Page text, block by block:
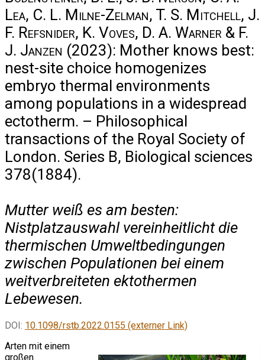
Lea, C. L. Milne-Zelman, T. S. Mitchell, J.
F. Refsnider, K. Voves, D. A. Warner & F.
J. Janzen (2023): Mother knows best:
nest-site choice homogenizes
embryo thermal environments
among populations in a widespread
ectotherm. – Philosophical
transactions of the Royal Society of
London. Series B, Biological sciences
378(1884).
Mutter weiß es am besten:
Nistplatzauswahl vereinheitlicht die
thermischen Umweltbedingungen
zwischen Populationen bei einem
weitverbreiteten ektothermen
Lebewesen.
DOI: 10.1098/rstb.2022.0155 (externer Link)
Arten mit einem
großen